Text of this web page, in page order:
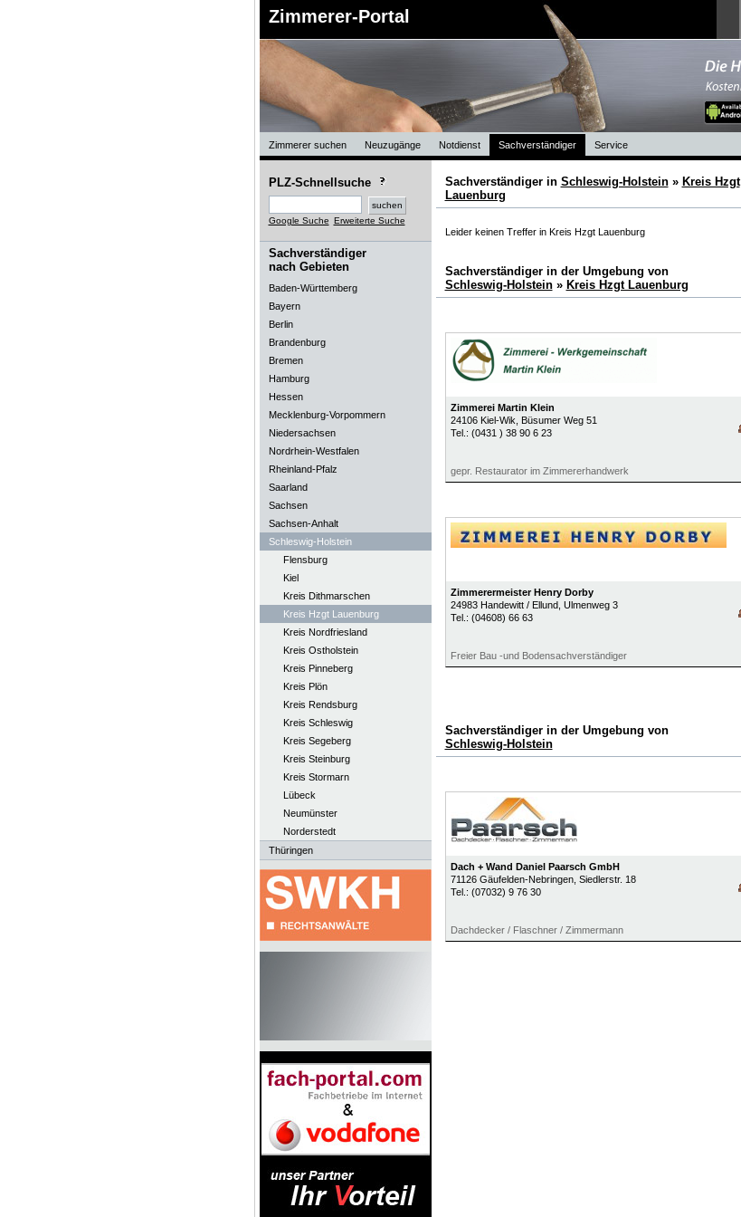
Zimmerer-Portal
Zimmerer suchen Neuzugänge Notdienst Sachverständiger Service
PLZ-Schnellsuche
Google Suche Erweiterte Suche
Sachverständiger
nach Gebieten
Baden-Württemberg
Bayern
Berlin
Brandenburg
Bremen
Hamburg
Hessen
Mecklenburg-Vorpommern
Niedersachsen
Nordrhein-Westfalen
Rheinland-Pfalz
Saarland
Sachsen
Sachsen-Anhalt
Schleswig-Holstein
Flensburg
Kiel
Kreis Dithmarschen
Kreis Hzgt Lauenburg
Kreis Nordfriesland
Kreis Ostholstein
Kreis Pinneberg
Kreis Plön
Kreis Rendsburg
Kreis Schleswig
Kreis Segeberg
Kreis Steinburg
Kreis Stormarn
Lübeck
Neumünster
Norderstedt
Thüringen
Sachverständiger in Schleswig-Holstein» Kreis Hzgt
Lauenburg
Leider keinen Treffer in Kreis Hzgt Lauenburg
Sachverständiger in der Umgebung von
Schleswig-Holstein» Kreis Hzgt Lauenburg
Zimmerei Martin Klein
24106 Kiel-Wik , Büsumer Weg 51
Tel.: (0431 ) 38 90 6 23
gepr. Restaurator im Zimmererhandwerk
Zimmerermeister Henry Dorby
24983 Handewitt / Ellund, Ulmenweg 3
Tel.: (04608) 66 63
Freier Bau -und Bodensachverständiger
Sachverständiger in der Umgebung von
Schleswig-Holstein
Dach + Wand Daniel Paarsch GmbH
71126 Gäufelden-Nebringen, Siedlerstr. 18
Tel.: (07032) 9 76 30
Dachdecker / Flaschner / Zimmermann